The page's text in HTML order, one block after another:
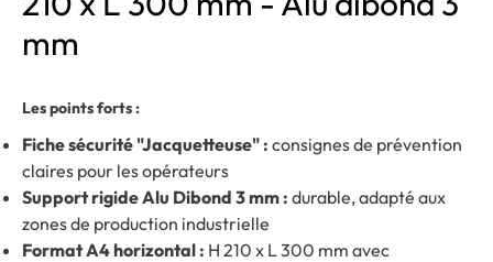
mm
Les points forts :
Fiche sécurité "Jacquetteuse" : consignes de prévention
claires pour les opérateurs
Support rigide Alu Dibond 3 mm : durable, adapté aux
zones de production industrielle
Format A4 horizontal : H 210 x L 300 mm avec